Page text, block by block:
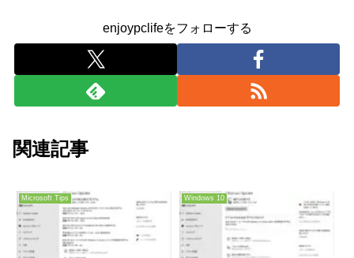
enjoypclifeをフォローする
関連記事
Microsoft Tips Windows 10